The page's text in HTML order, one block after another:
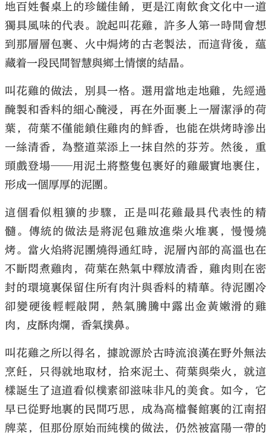
地百姓餐桌上的珍饈佳餚，更是江南飲食文化中一道
獨具風味的代表。說起叫花雞，許多人第一時間會想
到那層層包裹、火中焗烤的古老製法，而這背後，蘊
藏着一段民間智慧與鄉土情懷的結晶。
叫花雞的做法，別具一格。選用當地走地雞，先經過
醃製和香料的細心醃浸，再在外面裹上一層潔淨的荷
葉，荷葉不僅能鎖住雞肉的鮮香，也能在烘烤時滲出
一絲清香，為整道菜添上一抹自然的芬芳。然後，重
頭戲登場──用泥土將整隻包裹好的雞嚴實地裹住，
形成一個厚厚的泥團。
這個看似粗獷的步驟，正是叫花雞最具代表性的精
髓。傳統的做法是將泥包雞放進柴火堆裏，慢慢燒
烤。當火焰將泥團燒得通紅時，泥層內部的高溫也在
不斷悶煮雞肉，荷葉在熱氣中釋放清香，雞肉則在密
封的環境裏保留住所有肉汁與香料的精華。待泥團冷
卻變硬後輕輕敲開，熱氣騰騰中露出金黃嫩滑的雞
肉，皮酥肉爛，香氣撲鼻。
叫花雞之所以得名，據說源於古時流浪漢在野外無法
烹飪，只得就地取材，拾來泥土、荷葉與柴火，就這
樣誕生了這道看似樸素卻滋味非凡的美食。如今，它
早已從野地裏的民間巧思，成為高檔餐館裏的江南招
牌菜，但那份原始而純樸的做法，仍然被富陽一帶的